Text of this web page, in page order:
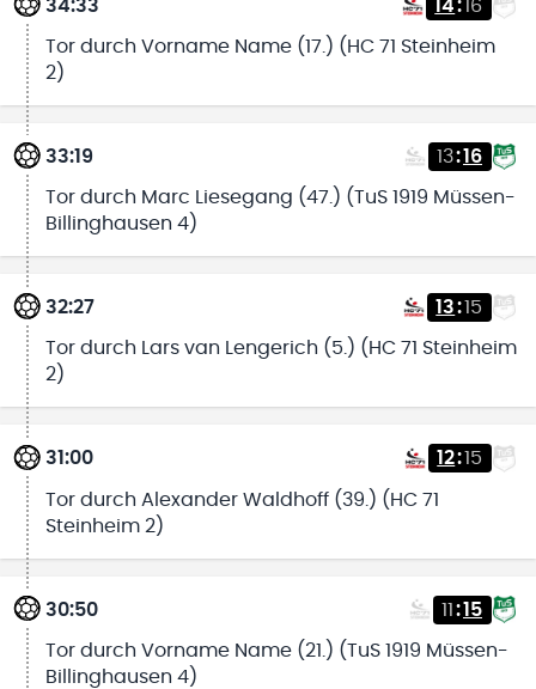
34:33 14: 16
Tor durch Vorname Name (17.) (HC 71 Steinheim
2)
33:19 13:16
Tor durch Marc Liesegang (47.) (TuS 1919 Müssen-
Billinghausen 4)
32:27 13:15
Tor durch Lars van Lengerich (5.) (HC 71 Steinheim
2)
31:00 12:15
Tor durch Alexander Waldhoff (39.) (HC 71
Steinheim 2)
30:50 11 :15
Tor durch Vorname Name (21.) (TuS 1919 Müssen-
Billinghausen 4)